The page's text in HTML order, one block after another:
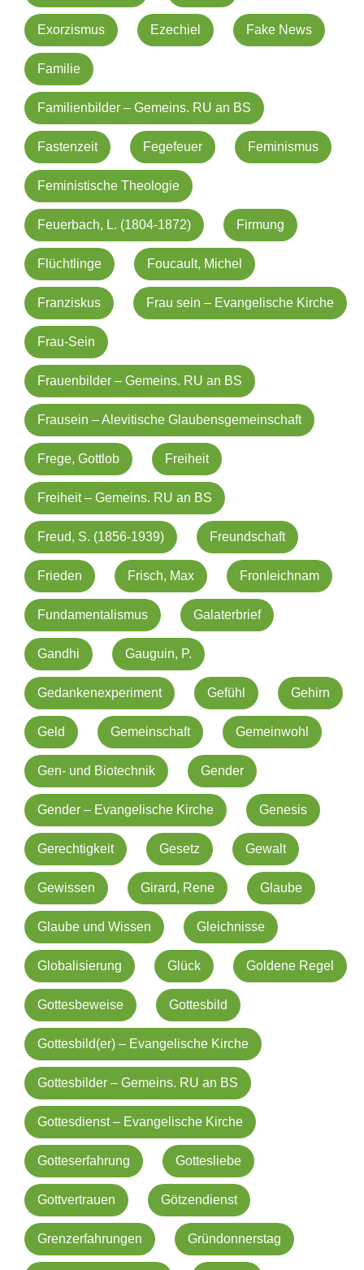
Exorzismus Ezechiel Fake News
Familie
Familienbilder – Gemeins. RU an BS
Fastenzeit Fegefeuer Feminismus
Feministische Theologie
Feuerbach, L. (1804-1872) Firmung
Flüchtlinge Foucault, Michel
Franziskus Frau sein – Evangelische Kirche
Frau-Sein
Frauenbilder – Gemeins. RU an BS
Frausein – Alevitische Glaubensgemeinschaft
Frege, Gottlob Freiheit
Freiheit – Gemeins. RU an BS
Freud, S. (1856-1939) Freundschaft
Frieden Frisch, Max Fronleichnam
Fundamentalismus Galaterbrief
Gandhi Gauguin, P.
Gedankenexperiment Gefühl Gehirn
Geld Gemeinschaft Gemeinwohl
Gen- und Biotechnik Gender
Gender – Evangelische Kirche Genesis
Gerechtigkeit Gesetz Gewalt
Gewissen Girard, Rene Glaube
Glaube und Wissen Gleichnisse
Globalisierung Glück Goldene Regel
Gottesbeweise Gottesbild
Gottesbild(er) – Evangelische Kirche
Gottesbilder – Gemeins. RU an BS
Gottesdienst – Evangelische Kirche
Gotteserfahrung Gottesliebe
Gottvertrauen Götzendienst
Grenzerfahrungen Gründonnerstag